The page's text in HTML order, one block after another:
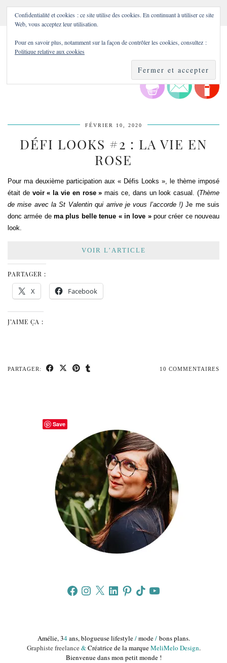
FÉVRIER 10, 2020
DÉFI LOOKS #2 : LA VIE EN
ROSE
Pour ma deuxième participation aux « Défis Looks », le thème imposé
était de voir « la vie en rose » mais ce, dans un look casual. (Thème
de mise avec la St Valentin qui arrive je vous l’accorde !)Je me suis
donc armée dema plus belle tenue « in love »pour créer ce nouveau
look.
VOIR L’ARTICLE
PARTAGER :
X Facebook
J’AIME ÇA :
PARTAGER: 10 COMMENTAIRES
FacebookInstagram
X LinkedInPinterestTikTokYouTube
Amélie, 34ans, blogueuse lifestyle/mode/bons plans.
Graphiste freelance&Créatrice de la marqueMeliMelo Design.
Bienvenue dans mon petit monde !
Confidentialité et cookies : ce site utilise des cookies. En continuant à utiliser ce site
Web, vous acceptez leur utilisation.
Pour en savoir plus, notamment sur la façon de contrôler les cookies, consultez :
Politique relative aux cookies
Save